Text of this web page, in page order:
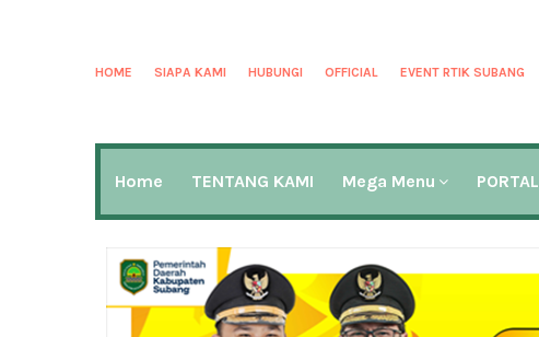
HOME SIAPA KAMI HUBUNGI OFFICIAL EVENT RTIK SUBANG
Home TENTANG KAMI Mega Menu PORTAL